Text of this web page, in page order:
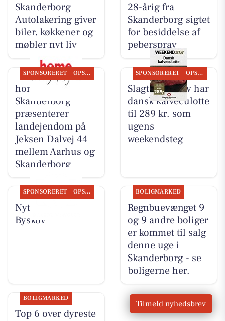
Skanderborg
Autolakering giver
biler, køkkener og
møbler nyt liv
28-årig fra
Skanderborg sigtet
for besiddelse af
peberspray
SPONSORERET OPSLAGSTAVLEN
home
Skanderborg
præsenterer
landejendom på
Jeksen Dalvej 44
mellem Aarhus og
Skanderborg
SPONSORERET OPSLAGSTAVLEN
Slagter Byskov har
dansk kalveculotte
til 289 kr. som
ugens
weekendsteg
SPONSORERET OPSLAGSTAVLEN
Nyt fra Slagter
Byskov
BOLIGMARKED
Regnbuevænget 9
og 9 andre boliger
er kommet til salg
denne uge i
Skanderborg - se
boligerne her.
BOLIGMARKED
Top 6 over dyreste
Tilmeld nyhedsbrev